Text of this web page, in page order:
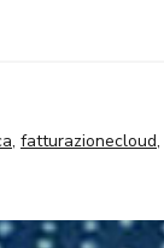
, fatturazionecloud,